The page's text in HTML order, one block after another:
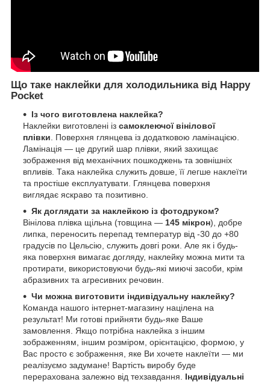
Що таке наклейки для холодильника від Happy
Pocket
Із чого виготовлена наклейка?
Наклейки виготовлені із самоклеючої вінілової
плівки . Поверхня глянцева із додатковою ламінацією.
Ламінація — це другий шар плівки, який захищає
зображення від механічних пошкоджень та зовнішніх
впливів. Така наклейка служить довше, її легше наклеїти
та простіше експлуатувати. Глянцева поверхня
виглядає яскраво та позитивно.
Як доглядати за наклейкою із фотодруком?
Вінілова плівка щільна (товщина — 145 мікрон), добре
липка, переносить перепад температур від -30 до +80
градусів по Цельсію, служить довгі роки. Але як і будь-
яка поверхня вимагає догляду, наклейку можна мити та
протирати, використовуючи будь-які миючі засоби, крім
абразивних та агресивних речовин.
Чи можна виготовити індивідуальну наклейку?
Команда нашого інтернет-магазину націлена на
результат! Ми готові прийняти будь-яке Ваше
замовлення. Якщо потрібна наклейка з іншим
зображенням, іншим розміром, орієнтацією, формою, у
Вас просто є зображення, яке Ви хочете наклеїти — ми
реалізуємо задумане! Вартість виробу буде
перерахована залежно від техзавдання. Індивідуальні